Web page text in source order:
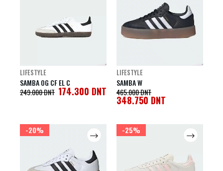
LIFESTYLE
SAMBA OG CF EL C
249.000DNT 174.300 DNT
LIFESTYLE
SAMBA W
465.000DNT
348.750 DNT
-20% -25%